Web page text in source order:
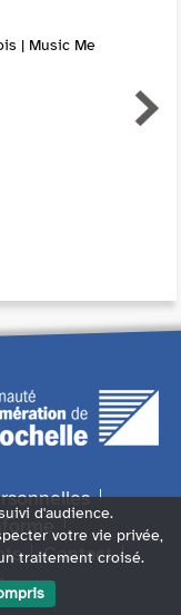
| Music Me
Contact
d'audience.
votre vie privée,
traitement croisé.